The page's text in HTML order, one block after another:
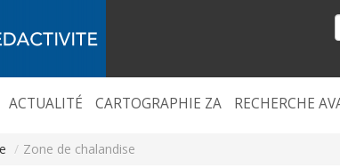
ACTUALITÉ CARTOGRAPHIE ZA RECHERCHE
/ Zone de chalandise